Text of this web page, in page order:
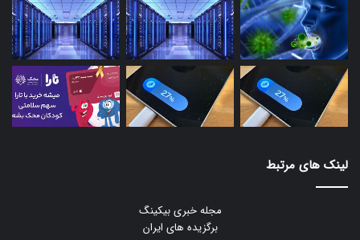
لینک های مرتبط
مجله خبری بیکینگ
برگزیده های ایران